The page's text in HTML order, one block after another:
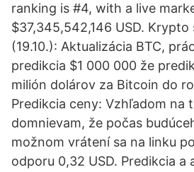
ranking is #4, with a live
$37,345,542,146 USD. Krypto
(19.10.): Aktualizácia BTC,
predikcia $1 000 000 že
milión dolárov za Bitcoin do
Predikcia ceny: Vzhľadom na
domnievam, že počas
možnom vrátení sa na linku
odporu 0,32 USD. Predikcia a